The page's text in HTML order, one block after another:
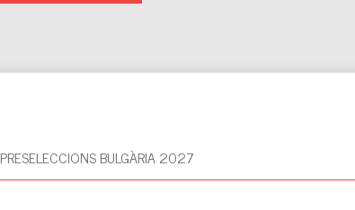
PRESELECCIONS BULGÀRIA 2027